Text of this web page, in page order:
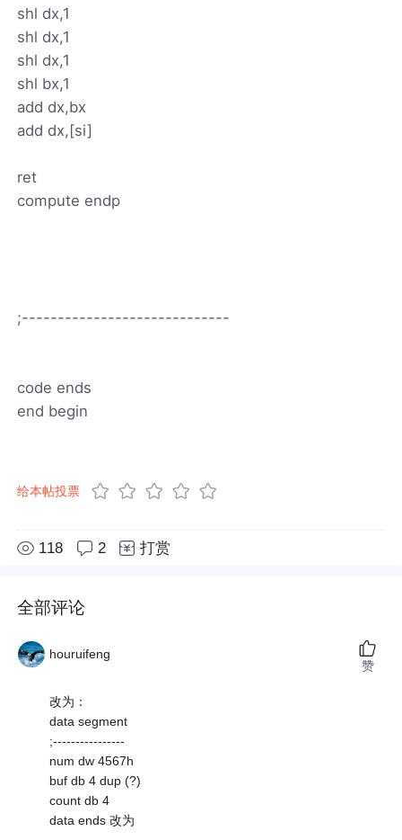
shl dx,1
shl dx,1
shl dx,1
shl bx,1
add dx,bx
add dx,[si]
ret
compute endp
;-----------------------------
code ends
end begin
给本帖投票
118 2 打赏
全部评论
houruifeng
改为：
data segment
;----------------
num dw 4567h
buf db 4 dup (?)
count db 4
data ends 改为
赞